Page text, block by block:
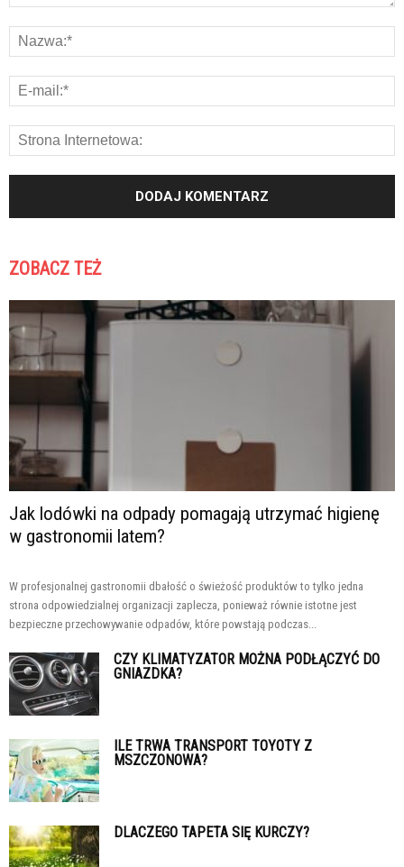
ZOBACZ TEŻ
Jak lodówki na odpady pomagają utrzymać higienę
w gastronomii latem?
W profesjonalnej gastronomii dbałość o świeżość produktów to tylko jedna
strona odpowiedzialnej organizacji zaplecza, ponieważ równie istotne jest
bezpieczne przechowywanie odpadów, które powstają podczas...
CZY KLIMATYZATOR MOŻNA PODŁĄCZYĆ DO
GNIAZDKA?
ILE TRWA TRANSPORT TOYOTY Z
MSZCZONOWA?
DLACZEGO TAPETA SIĘ KURCZY?